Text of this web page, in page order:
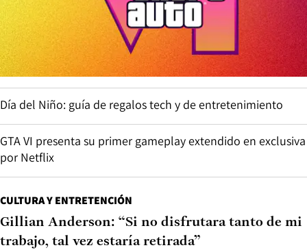
Día del Niño: guía de regalos tech y de entretenimiento
GTA VI presenta su primer gameplay extendido en exclusiva
por Netflix
CULTURA Y ENTRETENCIÓN
Gillian Anderson: “Si no disfrutara tanto de mi
trabajo, tal vez estaría retirada”